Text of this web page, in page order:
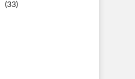
(33)